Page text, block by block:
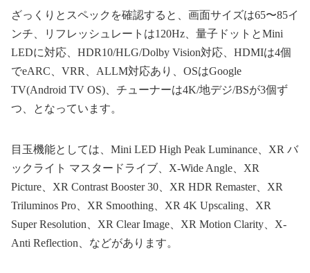
ざっくりとスペックを確認すると、画面サイズは65〜85イ
ンチ、リフレッシュレートは120Hz、量子ドットとMini
LEDに対応、HDR10/HLG/Dolby Vision対応、HDMIは4個
でeARC、VRR、ALLM対応あり、OSはGoogle
TV(Android TV OS)、チューナーは4K/地デジ/BSが3個ず
つ、となっています。
目玉機能としては、Mini LED High Peak Luminance、XR バ
ックライト マスタードライブ、X-Wide Angle、XR
Picture、XR Contrast Booster 30、XR HDR Remaster、XR
Triluminos Pro、XR Smoothing、XR 4K Upscaling、XR
Super Resolution、XR Clear Image、XR Motion Clarity、X-
Anti Reflection、などがあります。